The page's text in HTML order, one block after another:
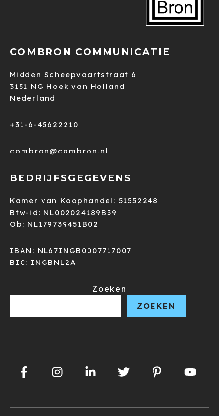
COMBRON COMMUNICATIE
Midden Scheepvaartstraat 6
3151 NG Hoek van Holland
Nederland
+31-6-45622210
combron@combron.nl
BEDRIJFSGEGEVENS
Kamer van Koophandel: 51552248
Btw-id: NL002024189B39
Ob: NL179739451B02
IBAN: NL67INGB0007717007
BIC: INGBNL2A
Zoeken
ZOEKEN